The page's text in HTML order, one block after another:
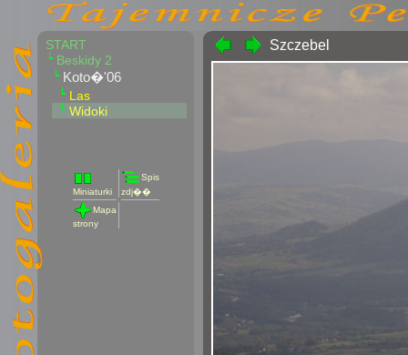
START
Beskidy 2
Koto�'06
Las
Widoki
Miniaturki
Spis
zdj��
Mapa
strony
Szczebel